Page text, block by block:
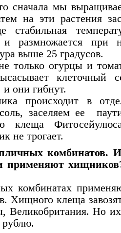
сначала мы
на эти растения
стабильная
размножается при
выше 25 градусов.
только огурцы и
клеточный
и они гибнут.
происходит в
заселяем ее
клеща
не трогает.
комбинатов.
применяют
комбинатах
Хищного клеща
Великобритания. Но
рублю.